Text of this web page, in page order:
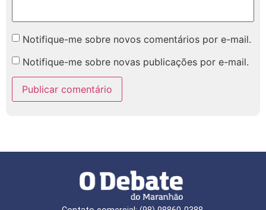
Notifique-me sobre novos comentários por e-mail.
Notifique-me sobre novas publicações por e-mail.